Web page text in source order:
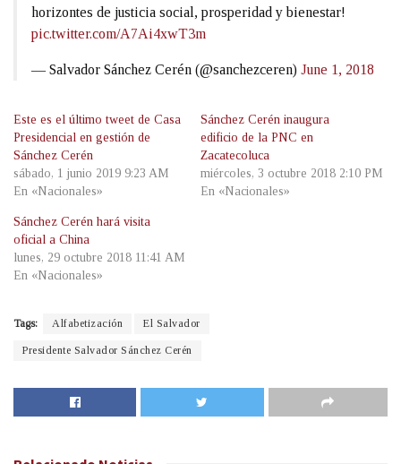
horizontes de justicia social, prosperidad y bienestar!
pic.twitter.com/A7Ai4xwT3m
— Salvador Sánchez Cerén (@sanchezceren) June 1, 2018
Este es el último tweet de Casa
Presidencial en gestión de
Sánchez Cerén
sábado, 1 junio 2019 9:23 AM
En «Nacionales»
Sánchez Cerén inaugura
edificio de la PNC en
Zacatecoluca
miércoles, 3 octubre 2018 2:10 PM
En «Nacionales»
Sánchez Cerén hará visita
oficial a China
lunes, 29 octubre 2018 11:41 AM
En «Nacionales»
Tags: Alfabetización El Salvador
Presidente Salvador Sánchez Cerén